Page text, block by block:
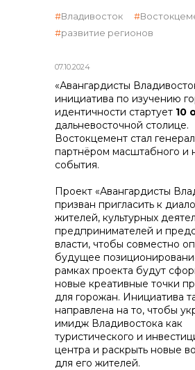
реализация
контакты отдела
Контакты
07.10.2024
Владивосток
развитие регионов
«Авангардисты
инициатива по изучению
идентичности стартует 10
дальневосточной столице.
Востокцемент стал
партнёром масштабного и
события.
Проект «Авангардисты
призван пригласить к
жителей, культурных
предпринимателей и
власти, чтобы совместно
будущее
рамках проекта будут
новые креативные точки
для горожан. Инициатива
направлена на то, чтобы
имидж Владивостока как
туристического и
центра и раскрыть новые
для его жителей.